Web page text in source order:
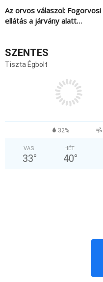
Az orvos válaszol: Fogorvosi
ellátás a járvány alatt…
SZENTES
Tiszta Égbolt
32%
VAS
33°
HÉT
40°